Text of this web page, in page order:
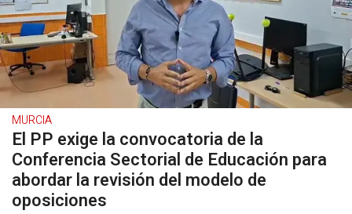
MURCIA
El PP exige la convocatoria de la
Conferencia Sectorial de Educación para
abordar la revisión del modelo de
oposiciones